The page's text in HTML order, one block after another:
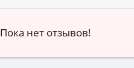
Пока нет отзывов!